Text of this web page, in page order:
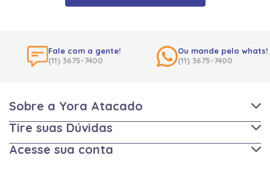
Fale com a gente!
(11) 3675-7400
Ou mande pelo whats!
(11) 3675-7400
Sobre a Yora Atacado
Tire suas Dúvidas
Acesse sua conta